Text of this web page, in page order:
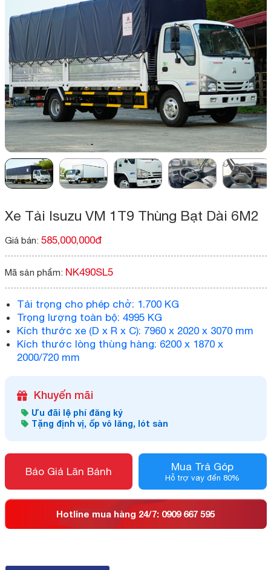
Xe Tải Isuzu VM 1T9 Thùng Bạt Dài 6M2
Giá bán: 585,000,000đ
Mã sản phẩm: NK490SL5
Tải trọng cho phép chở: 1.700 KG
Trọng lượng toàn bộ: 4995 KG
Kích thước xe (D x R x C): 7960 x 2020 x 3070 mm
Kích thước lòng thùng hàng: 6200 x 1870 x
2000/720 mm
Khuyến mãi
Ưu đãi lệ phí đăng ký
Tặng định vị, ốp vô lăng, lót sàn
Báo Giá Lăn Bánh Mua Trả Góp
Hỗ trợ vay đến 80%
Hotline mua hàng 24/7: 0909 667 595